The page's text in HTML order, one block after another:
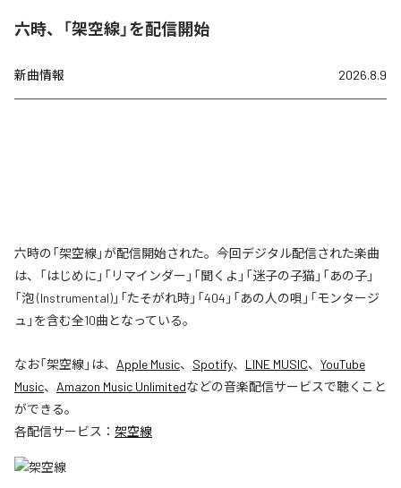
六時、「架空線」を配信開始
新曲情報 2026.8.9
六時の「架空線」が配信開始された。今回デジタル配信された楽曲
は、「はじめに」「リマインダー」「聞くよ」「迷子の子猫」「あの子」
「泡 (Instrumental)」「たそがれ時」「404」「あの人の唄」「モンタージ
ュ」を含む全10曲となっている。
なお「架空線」は、 Apple Music、 Spotify、 LINE MUSIC、 YouTube
Music、 Amazon Music Unlimitedなどの音楽配信サービスで聴くこと
ができる。
各配信サービス： 架空線